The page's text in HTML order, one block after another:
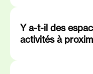
Y a-t-il des
activités à